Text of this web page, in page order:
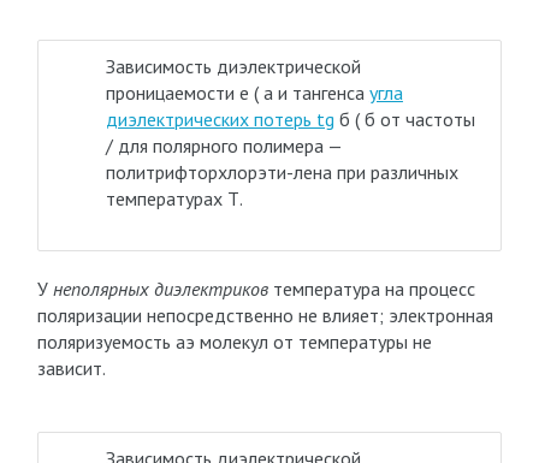
Зависимость диэлектрической
проницаемости е ( а и тангенса угла
диэлектрических потерь tg б ( б от частоты
/ для полярного полимера —
политрифторхлорэти-лена при различных
температурах Т.
Унеполярных диэлектриковтемпература на процесс
поляризации непосредственно не влияет; электронная
поляризуемость аэ молекул от температуры не
зависит.
Зависимость диэлектрической